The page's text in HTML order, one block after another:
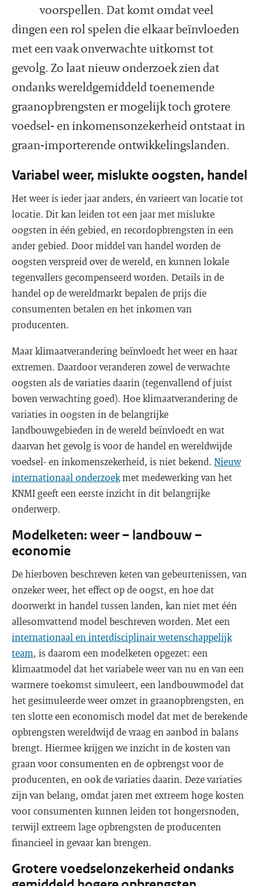
voorspellen. Dat komt omdat veel
dingen een rol spelen die elkaar beïnvloeden
met een vaak onverwachte uitkomst tot
gevolg. Zo laat nieuw onderzoek zien dat
ondanks wereldgemiddeld toenemende
graanopbrengsten er mogelijk toch grotere
voedsel- en inkomensonzekerheid ontstaat in
graan-importerende ontwikkelingslanden.
Variabel weer, mislukte oogsten, handel
Het weer is ieder jaar anders, én varieert van locatie tot
locatie. Dit kan leiden tot een jaar met mislukte
oogsten in één gebied, en recordopbrengsten in een
ander gebied. Door middel van handel worden de
oogsten verspreid over de wereld, en kunnen lokale
tegenvallers gecompenseerd worden. Details in de
handel op de wereldmarkt bepalen de prijs die
consumenten betalen en het inkomen van
producenten.
Maar klimaatverandering beïnvloedt het weer en haar
extremen. Daardoor veranderen zowel de verwachte
oogsten als de variaties daarin (tegenvallend of juist
boven verwachting goed). Hoe klimaatverandering de
variaties in oogsten in de belangrijke
landbouwgebieden in de wereld beïnvloedt en wat
daarvan het gevolg is voor de handel en wereldwijde
voedsel- en inkomenszekerheid, is niet bekend. Nieuw
internationaal onderzoekmet medewerking van het
KNMI geeft een eerste inzicht in dit belangrijke
onderwerp.
Modelketen: weer – landbouw –
economie
De hierboven beschreven keten van gebeurtenissen, van
onzeker weer, het effect op de oogst, en hoe dat
doorwerkt in handel tussen landen, kan niet met één
allesomvattend model beschreven worden. Met een
internationaal en interdisciplinair wetenschappelijk
team, is daarom een modelketen opgezet: een
klimaatmodel dat het variabele weer van nu en van een
warmere toekomst simuleert, een landbouwmodel dat
het gesimuleerde weer omzet in graanopbrengsten, en
ten slotte een economisch model dat met de berekende
opbrengsten wereldwijd de vraag en aanbod in balans
brengt. Hiermee krijgen we inzicht in de kosten van
graan voor consumenten en de opbrengst voor de
producenten, en ook de variaties daarin. Deze variaties
zijn van belang, omdat jaren met extreem hoge kosten
voor consumenten kunnen leiden tot hongersnoden,
terwijl extreem lage opbrengsten de producenten
financieel in gevaar kan brengen.
Grotere voedselonzekerheid ondanks